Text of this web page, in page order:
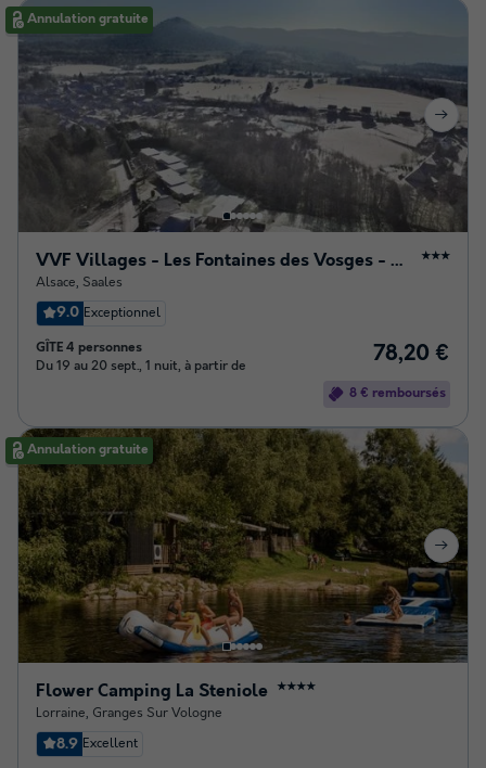
Annulation gratuite
VVF Villages - Les Fontaines des Vosges - Saales ★★★
Alsace, Saales
9.0 Exceptionnel
GÎTE 4 personnes
Du 19 au 20 sept., 1 nuit, à partir de
78,20 €
8 € remboursés
Annulation gratuite
Flower Camping La Steniole ★★★★
Lorraine, Granges Sur Vologne
8.9 Excellent